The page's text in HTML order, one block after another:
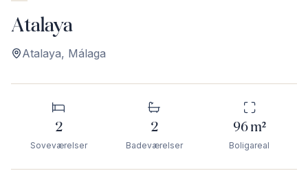
Atalaya
Atalaya, Málaga
2
Soveværelser
2
Badeværelser
96m²
Boligareal